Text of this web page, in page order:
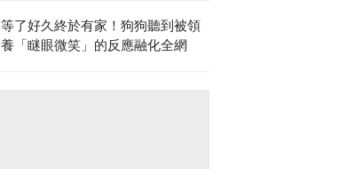
等了好久終於有家！狗狗聽到被領
養「瞇眼微笑」的反應融化全網